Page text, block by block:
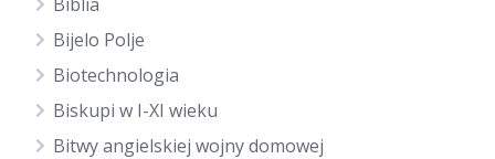
Bijelo Polje
Biotechnologia
Biskupi w I-XI wieku
Bitwy angielskiej wojny domowej